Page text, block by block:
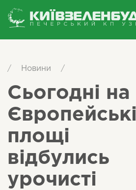
/ Новини /
Сьогодні на
площі
відбулись
урочисті